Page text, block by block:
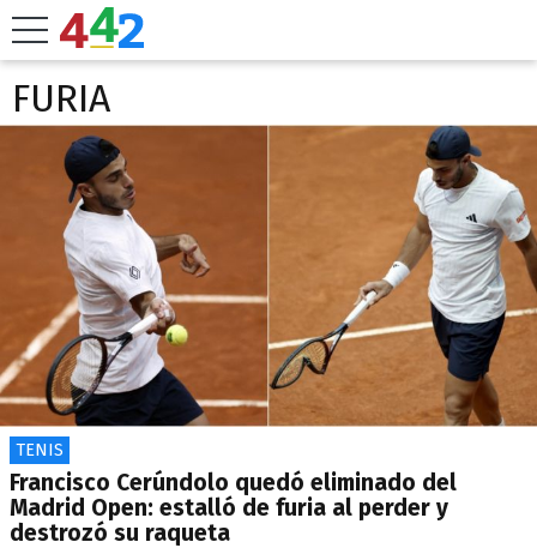
FURIA
TENIS
Francisco Cerúndolo quedó eliminado del
Madrid Open: estalló de furia al perder y
destrozó su raqueta